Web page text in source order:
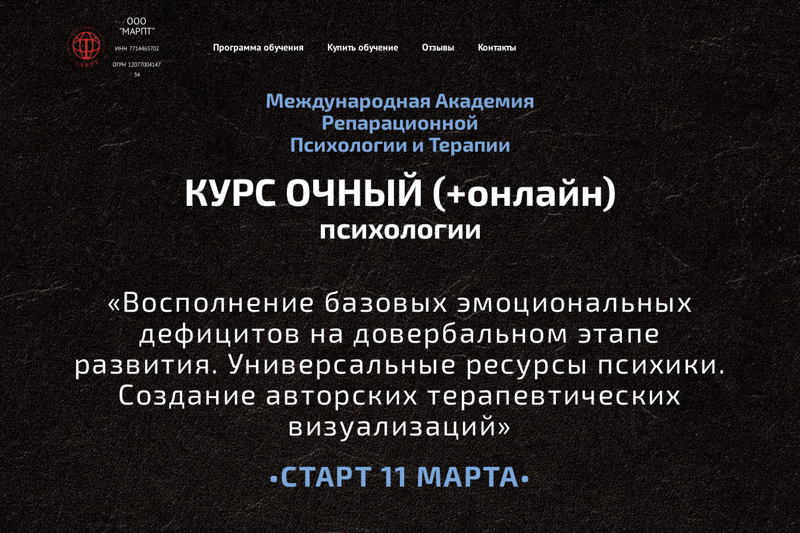
ООО
"МАРПТ"
ИНН 7714465702
ОГРН 12077004147
34
Программа обучения Купить обучение Отзывы Контакты
Международная Академия
Репарационной
Психологиии Терапии
КУРС ОЧНЫЙ (+онлайн)
психологии
«Восполнение базовых эмоциональных
дефицитов на довербальном этапе
развития. Универсальные ресурсы психики.
Создание авторских терапевтических
визуализаций»
•СТАРТ 11 МАРТА•